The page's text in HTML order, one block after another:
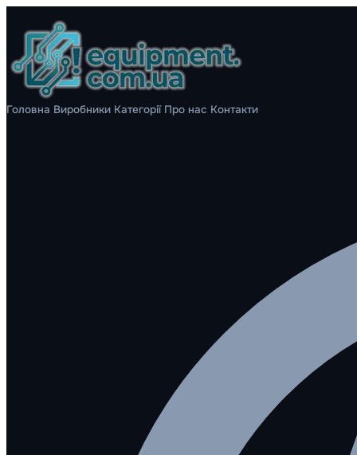
Головна Виробники Категорії Про нас Контакти